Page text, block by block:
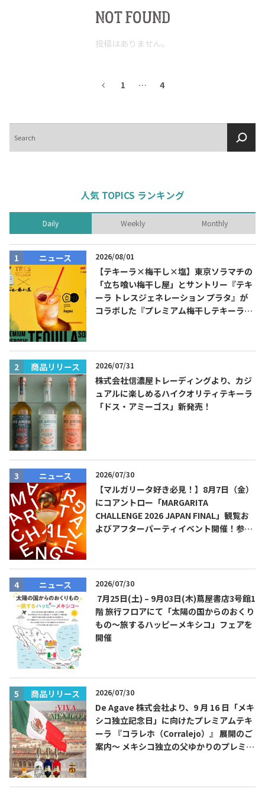
NOT FOUND
投稿はありません。
1 … 4
索
人気 TOPICS ランキング
Daily Weekly Monthly
ニュース 2026/08/01
【テキーラ×梅干し×塩】東京ソラマチの
「立ち喰い梅干し屋」とサントリー『テキ
ーラ トレスジェネレーション プラタ』が
コラボした『プレミアム梅干しテキーラソ
商品リリース 2026/07/31
株式会社信濃屋トレーディングより、カジ
ュアルに楽しめるハイクオリティテキーラ
「ドス・アミーゴス」新発売！
ニュース 2026/07/30
【マルガリータ好き必見！】8月7日（金）
にコアントロー「MARGARITA
CHALLENGE 2026 JAPAN FINAL」観覧お
よびアフターパーティイベント開催！参加
ニュース 2026/07/30
7月25日(土) – 9月03日(木)蔦屋書店3号館1
階 旅行フロアにて「太陽の国からのおくり
もの～旅するハッピーメキシコ」フェアを
開催
商品リリース 2026/07/30
De Agave 株式会社より、9 月 16 日「メキ
シコ独立記念日」に向けたプレミアムテキ
ーラ 『コラレホ（Corralejo）』 展開のご
案内〜 メキシコ独立の父ゆかりのプレミア